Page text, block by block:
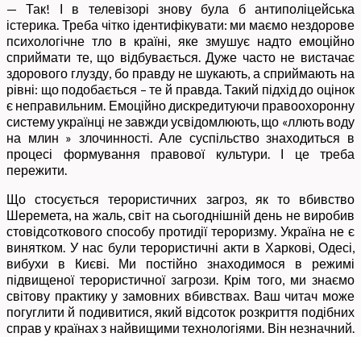
— Так! І в телевізорі знову була б антиполіцейська
істерика. Треба чітко ідентифікувати: ми маємо нездорове
психологічне тло в країні, яке змушує надто емоційно
сприймати те, що відбувається. Дуже часто не вистачає
здорового глузду, бо правду не шукають, а сприймають на
рівні: що подобається – те й правда. Такий підхід до оцінок
є неправильним. Емоційно дискредитуючи правоохоронну
систему українці не завжди усвідомлюють, що «ллють воду
на млин » злочинності. Але суспільство знаходиться в
процесі формування правової культури. І це треба
пережити.
Що стосується терористичних загроз, як то вбивство
Шеремета, на жаль, світ на сьогоднішній день не виробив
стовідсоткового способу протидії тероризму. Україна не є
винятком. У нас були терористичні акти в Харкові, Одесі,
вибухи в Києві. Ми постійно знаходимося в режимі
підвищеної терористичної загрози. Крім того, ми знаємо
світову практику у замовних вбивствах. Ваш читач може
погуглити й подивитися, який відсоток розкриття подібних
справ у країнах з найвищими технологіями. Він незначний.